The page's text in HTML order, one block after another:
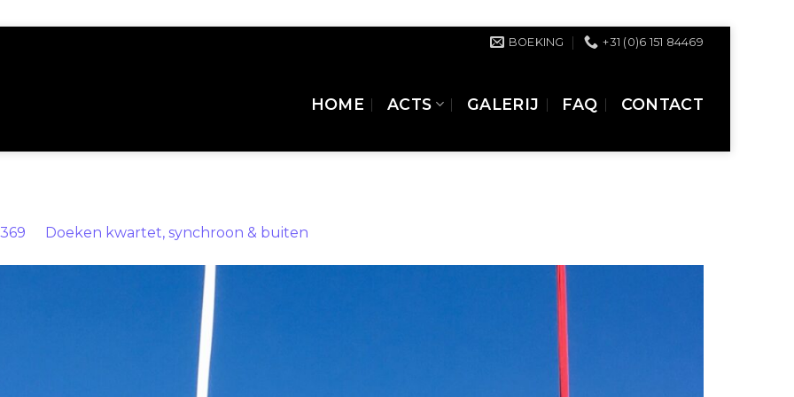
BOEKING +31 (0)6 151 84469
HOME ACTS GALERIJ FAQ CONTACT
Doeken kwartet, synchroon & buiten